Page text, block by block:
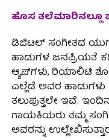
ಹೊಸ ತಲೆಮಾರಿನಲ್ಲೂ
ಡಿಜಿಟಲ್ ಸಂಗೀತದ
ಹಾಡುಗಳ ಜನಪ್ರಿಯತೆ
ಆ್ಯಪ್‌ಗಳು, ರಿಯಾಲಿಟಿ
ಎಲ್ಲೆಡೆ ಅವರ
ತಲುಪುತ್ತಲೇ ಇವೆ.
ಗಾಯಕಿಯರು ತಮ್ಮ
ಅವರನ್ನು